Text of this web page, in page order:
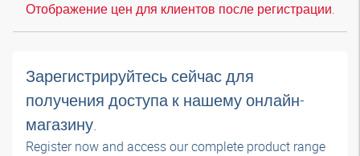
Отображение цен для клиентов после регистрации.
Зарегистрируйтесь сейчас для
получения доступа к нашему онлайн-
магазину.
Register now and access our complete product range